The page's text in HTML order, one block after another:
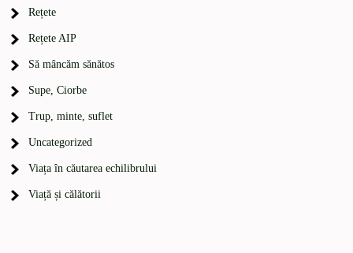
Rețete
Rețete AIP
Să mâncăm sănătos
Supe, Ciorbe
Trup, minte, suflet
Uncategorized
Viața în căutarea echilibrului
Viață și călătorii